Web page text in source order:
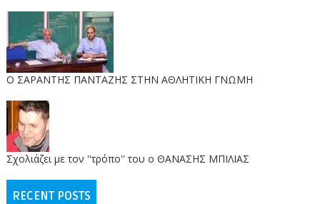
O ΣΑΡΑΝΤΗΣ ΠΑΝΤΑΖΗΣ ΣΤΗΝ ΑΘΛΗΤΙΚΗ ΓΝΩΜΗ
Σχολιάζει με τον ''τρόπο'' του ο ΘΑΝΑΣΗΣ ΜΠΙΛΙΑΣ
RECENT POSTS